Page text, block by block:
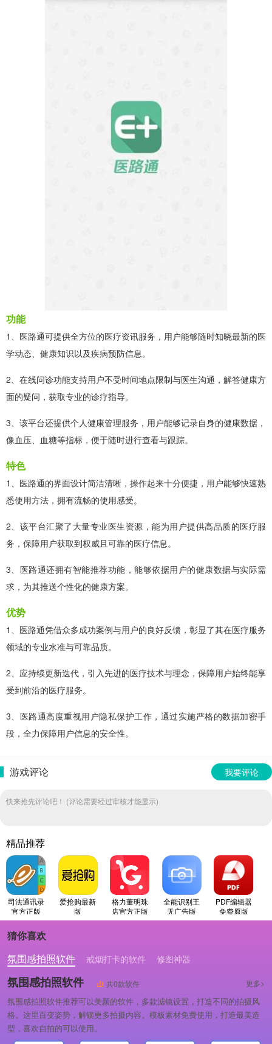
功能
1、医路通可提供全方位的医疗资讯服务，用户能够随时知晓最新的医
学动态、健康知识以及疾病预防信息。
2、在线问诊功能支持用户不受时间地点限制与医生沟通，解答健康方
面的疑问，获取专业的诊疗指导。
3、该平台还提供个人健康管理服务，用户能够记录自身的健康数据，
像血压、血糖等指标，便于随时进行查看与跟踪。
特色
1、医路通的界面设计简洁清晰，操作起来十分便捷，用户能够快速熟
悉使用方法，拥有流畅的使用感受。
2、该平台汇聚了大量专业医生资源，能为用户提供高品质的医疗服
务，保障用户获取到权威且可靠的医疗信息。
3、医路通还拥有智能推荐功能，能够依据用户的健康数据与实际需
求，为其推送个性化的健康方案。
优势
1、医路通凭借众多成功案例与用户的良好反馈，彰显了其在医疗服务
领域的专业水准与可靠品质。
2、应持续更新迭代，引入先进的医疗技术与理念，保障用户始终能享
受到前沿的医疗服务。
3、医路通高度重视用户隐私保护工作，通过实施严格的数据加密手
段，全力保障用户信息的安全性。
游戏评论 我要评论
快来抢先评论吧！ (评论需要经过审核才能显示)
精品推荐
司法通讯录
官方正版
爱抢购最新
版
格力董明珠
店官方正版
全能识别王
无广告版
PDF编辑器
免费原版
猜你喜欢
氛围感拍照软件
戒烟打卡的软件 修图神器
氛围感拍照软件 共0款软件 更多>
氛围感拍照软件推荐可以美颜的软件，多款滤镜设置，打造不同的拍摄风
格。这里百变姿势，解锁更多拍摄内容。模板素材免费使用，打造最美造
型，喜欢自拍的可以使用。